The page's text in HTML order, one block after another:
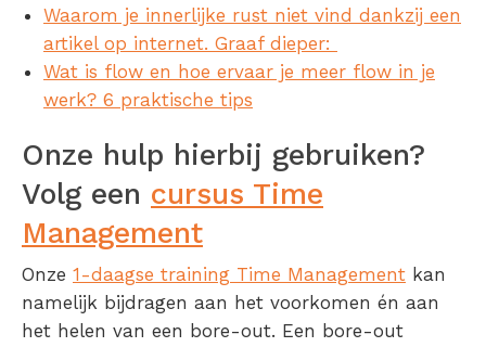
Waarom je innerlijke rust niet vind dankzij een
artikel op internet. Graaf dieper:
Wat is flow en hoe ervaar je meer flow in je
werk? 6 praktische tips
Onze hulp hierbij gebruiken?
Volg een cursus Time
Management
Onze 1-daagse training Time Management kan
namelijk bijdragen aan het voorkomen én aan
het helen van een bore-out. Een bore-out